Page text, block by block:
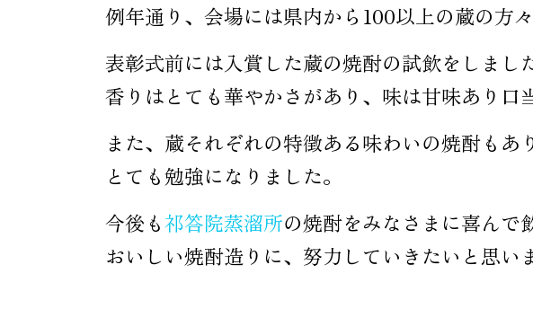
例年通り、会場には県内から100以上の蔵の
表彰式前には入賞した蔵の焼酎の試飲をしまし
香りはとても華やかさがあり、味は甘味あり
また、蔵それぞれの特徴ある味わいの焼酎もあ
とても勉強になりました。
今後も祁答院蒸溜所の焼酎をみなさまに喜
おいしい焼酎造りに、努力していきたいと思い